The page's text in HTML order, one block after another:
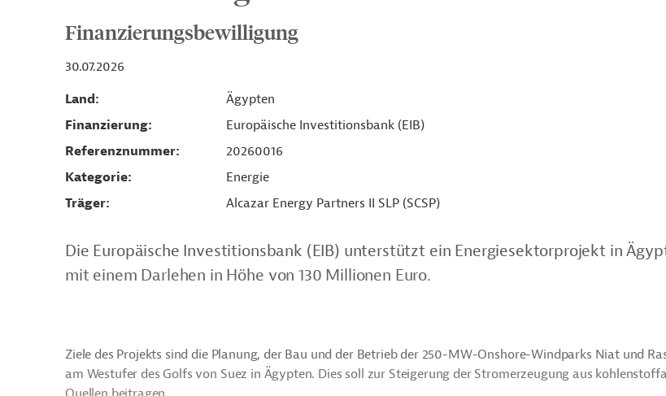
Finanzierungsbewilligung
30.07.2026
Land
Ägypten
Finanzierung
Europäische Investitionsbank (EIB)
Referenznummer
20260016
Kategorie
Energie
Träger
Alcazar Energy Partners II SLP (SCSP)
Die Europäische Investitionsbank (EIB) unterstützt ein Energiesektorprojekt in
mit einem Darlehen in Höhe von 130 Millionen Euro.
Ziele des Projekts sind die Planung, der Bau und der Betrieb der 250-MW-Onshore-Windparks Niat und
am Westufer des Golfs von Suez in Ägypten. Dies soll zur Steigerung der Stromerzeugung aus